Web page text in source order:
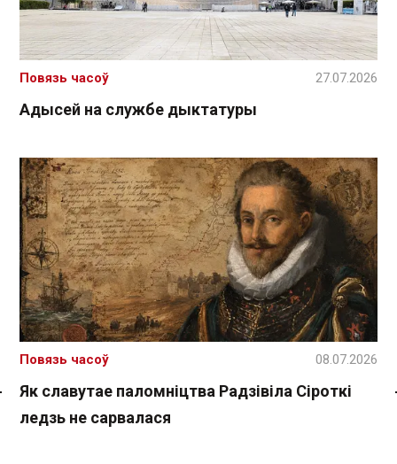
Спасылка без VPN
Адысей на службе дыктатуры
Повязь часоў 27.07.2026
Як славутае паломніцтва Радзівіла Сіроткі
ледзь не сарвалася
Повязь часоў 08.07.2026